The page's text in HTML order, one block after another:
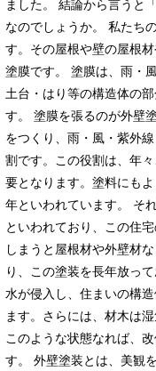
ました。 結論から言うと
なのでしょうか。 私たち
す。その屋根や壁の屋根
塗膜です。 塗膜は、雨・
土台・はり等の構造体の
す。 塗膜を張るのが外壁
をつくり、雨・風・紫外
割です。この役割は、年
要となります。塗料にも
年といわれています。 そ
といわれており、この住
しまうと屋根材や外壁材
り、この塗装を長年放っ
水が侵入し、住まいの構
ます。さらには、材木は
このような状態なれば、
す。 外壁塗装とは、美観